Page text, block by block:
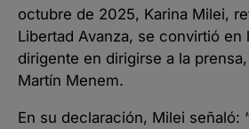
octubre de 2025, Karina Milei,
Libertad Avanza, se convirtió en
dirigente en dirigirse a la
Martín Menem.
En su declaración, Milei señaló: